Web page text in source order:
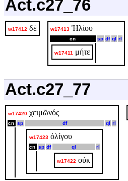
Act.c27_76
w17412 δὲ w17413 Ἠλίου
cn sp df ql rl
w17411 μήτε
Act.c27_77
w17420 χειμῶνός
cn sp df ql rl
w17423 ὀλίγου
cn sp df ql rl
w17422 οὐκ